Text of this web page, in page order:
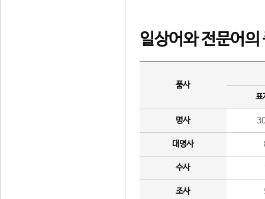
일상어와 전문어의
품사
표
명사
대명사
수사
조사